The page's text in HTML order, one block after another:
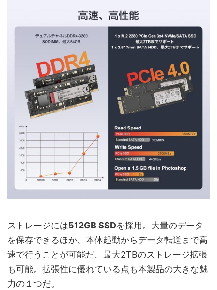
ストレージには512GB SSDを採用。大量のデータ
を保存できるほか、本体起動からデータ転送まで高
速で行うことが可能だ。最大2TBのストレージ拡張
も可能。拡張性に優れている点も本製品の大きな魅
力の１つだ。